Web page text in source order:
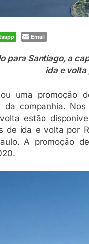
Email
para Santiago, a
ida e volta
uma promoção
da companhia.
estão
de ida e volta por
A promoção